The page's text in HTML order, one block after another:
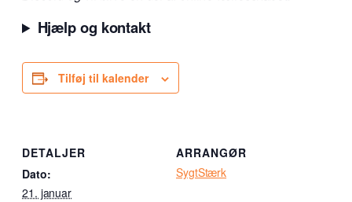
Hjælp og kontakt
Tilføj til kalender
DETALJER
Dato:
21. januar
ARRANGØR
SygtStærk